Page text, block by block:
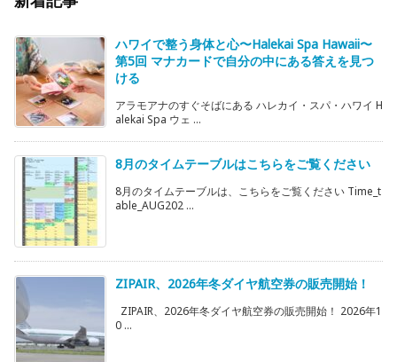
ハワイで整う身体と心〜Halekai Spa Hawaii〜
第5回 マナカードで自分の中にある答えを見つ
ける
アラモアナのすぐそばにある ハレカイ・スパ・ハワイ H
alekai Spa ウェ ...
8月のタイムテーブルはこちらをご覧ください
8月のタイムテーブルは、こちらをご覧ください Time_t
able_AUG202 ...
ZIPAIR、2026年冬ダイヤ航空券の販売開始！
ZIPAIR、2026年冬ダイヤ航空券の販売開始！ 2026年1
0 ...